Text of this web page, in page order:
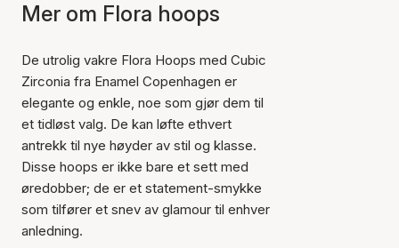
Mer om Flora hoops
De utrolig vakre Flora Hoops med Cubic
Zirconia fra Enamel Copenhagen er
elegante og enkle, noe som gjør dem til
et tidløst valg. De kan løfte ethvert
antrekk til nye høyder av stil og klasse.
Disse hoops er ikke bare et sett med
øredobber; de er et statement-smykke
som tilfører et snev av glamour til enhver
anledning.